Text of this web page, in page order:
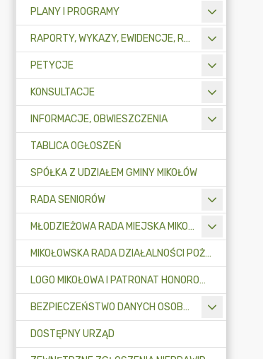
PLANY I PROGRAMY
RAPORTY, WYKAZY, EWIDENCJE, REJESTRY
PETYCJE
KONSULTACJE
INFORMACJE, OBWIESZCZENIA
TABLICA OGŁOSZEŃ
SPÓŁKA Z UDZIAŁEM GMINY MIKOŁÓW
RADA SENIORÓW
MŁODZIEŻOWA RADA MIEJSKA MIKOŁOWA
MIKOŁOWSKA RADA DZIAŁALNOŚCI POŻYTKU PUBLICZNEGO
LOGO MIKOŁOWA I PATRONAT HONOROWY BURMISTRZA MIKOŁOWA
BEZPIECZEŃSTWO DANYCH OSOBOWYCH
DOSTĘPNY URZĄD